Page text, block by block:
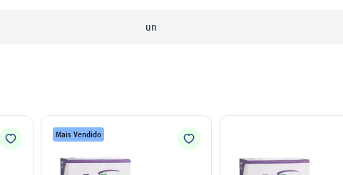
un
Mais Vendido